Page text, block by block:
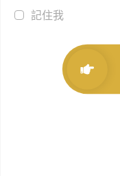
記住我